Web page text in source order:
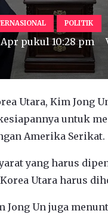
POLITIK
pukul 10:28 pm
Utara, Kim Jong
untuk
Amerika Serikat.
yang harus
Utara harus
Jong Un juga